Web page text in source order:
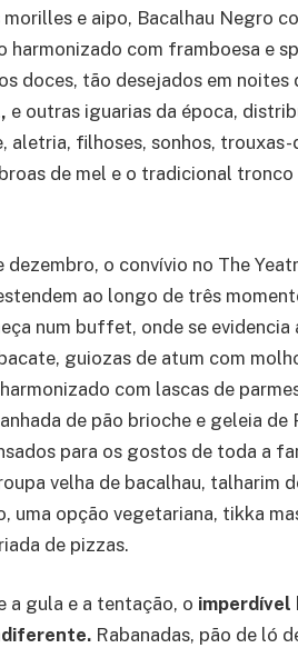
e aipo, Bacalhau Negro
harmonizado com framboesa e
doces, tão desejados em noites
e outras iguarias da época,
aletria, filhoses, sonhos,
de mel e o tradicional
dezembro, o convívio no The
ao longo de três
num buffet, onde se evidencia
guiozas de atum com
com lascas de
de pão brioche e geleia de
para os gostos de toda a
velha de bacalhau, talharim
uma opção vegetariana, tikka
de pizzas.
a gula e a tentação, o
Rabanadas, pão de ló